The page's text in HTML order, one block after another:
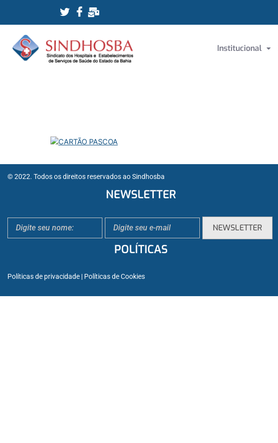
Institucional
© 2022. Todos os direitos reservados ao Sindhosba
NEWSLETTER
POLÍTICAS
Políticas de privacidade | Políticas de Cookies